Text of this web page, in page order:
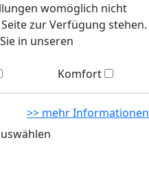
womöglich nicht
zur Verfügung stehen.
in unseren
Komfort
>> mehr Informationen